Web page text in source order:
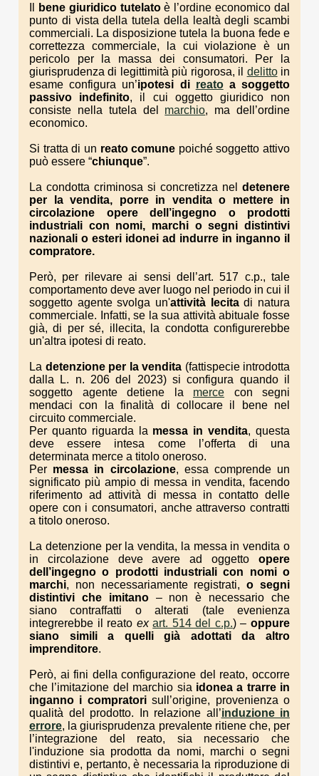
bene giuridico tutelatoè l’ordine economico dal
punto di vista della tutela della lealtà degli scambi
commerciali. La disposizione tutela la buona fede e
correttezza commerciale, la cui violazione è un
pericolo per la massa dei consumatori. Per la
giurisprudenza di legittimità più rigorosa, il delittoin
esame configura un’ipotesi di reatoa soggetto
passivo indefinito, il cui oggetto giuridico non
consiste nella tutela del marchio, ma dell’ordine
economico.
Si tratta di un reato comune poiché soggetto attivo
può essere “chiunque”.
La condotta criminosa si concretizza nel detenere
per la vendita, porre in vendita o mettere in
circolazione opere del l’ingegno o prodotti
industriali con nomi, marchi o segni distintivi
nazionali o esteri idonei ad indurre in inganno il
compratore.
Però, per rilevare ai sensi dell’art. 517 c.p., tale
comportamento deve aver luogo nel periodo in cui il
soggetto agente svolga un'attività lecitadi natura
commerciale. Infatti, se la sua attività abituale fosse
già, di per sé, illecita, la condotta configurerebbe
un'altra ipotesi di reato.
La detenzione per la vendita (fattispecie introdotta
dalla L. n. 206 del 2023) si configura quando il
soggetto agente detiene la merce con segni
mendaci con la finalità di collocare il bene nel
circuito commerciale.
Per quanto riguarda la messa in vendita, questa
deve essere intesa come l’offerta di una
determinata merce a titolo oneroso.
Per messa in circolazione, essa comprende un
significato più ampio di messa in vendita, facendo
riferimento ad attività di messa in contatto delle
opere con i consumatori, anche attraverso contratti
a titolo oneroso.
La detenzione per la vendita, la messa in vendita o
in circolazione deve avere ad oggetto opere
del l’ingegno o prodotti industriali con nomi o
marchi, non necessariamente registrati,o segni
distintivi che imitano – non è necessario che
siano contraffatti o alterati (tale evenienza
integrerebbe il reato ex art. 514 del c.p.) –oppure
siano simili a quelli già adottati da altro
imprenditore.
Però, ai fini della configurazione del reato, occorre
che l’imitazione del marchio sia idonea a trarre in
inganno i compratorisull’origine, provenienza o
qualità del prodotto. In relazione all’induzione in
errore, la giurisprudenza prevalente ritiene che, per
l’integrazione del reato, sia necessario che
l'induzione sia prodotta da nomi, marchi o segni
distintivi e, pertanto, è necessaria la riproduzione di